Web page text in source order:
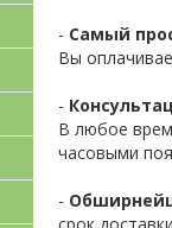
- Самый
Вы
-
В любое
часовыми
-
срок